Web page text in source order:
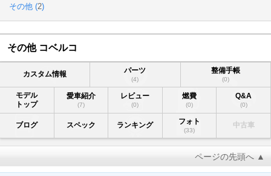
その他 (2)
その他 コベルコ
カスタム情報 パーツ
(4)
整備手帳
(0)
モデル
トップ
愛車紹介
(7)
レビュー
(0)
燃費
(0)
Q&A
(0)
ブログ スペック ランキング フォト
(33)
中古車
ページの先頭へ ▲